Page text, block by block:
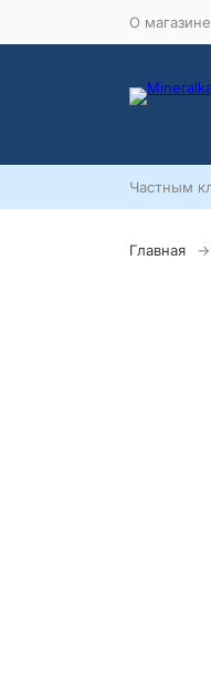
О магазине
Частным
Главная